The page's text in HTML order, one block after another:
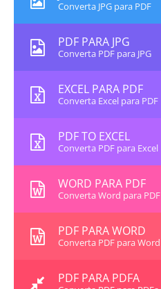
Converta JPG para PDF
PDF PARA JPG
Converta PDF para JPG
EXCEL PARA PDF
Converta Excel para PDF
PDF TO EXCEL
Converta PDF para Excel
WORD PARA PDF
Converta Word para PDF
PDF PARA WORD
Converta PDF para Word
PDF PARA PDFA